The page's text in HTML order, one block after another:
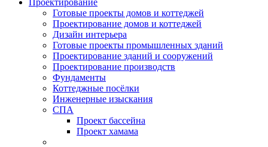
Проектирование
Готовые проекты домов и коттеджей
Проектирование домов и коттеджей
Дизайн интерьера
Готовые проекты промышленных зданий
Проектирование зданий и сооружений
Проектирование производств
Фундаменты
Коттеджные посёлки
Инженерные изыскания
СПА
Проект бассейна
Проект хамама